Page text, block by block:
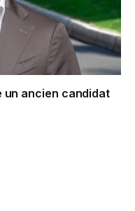
un ancien candidat